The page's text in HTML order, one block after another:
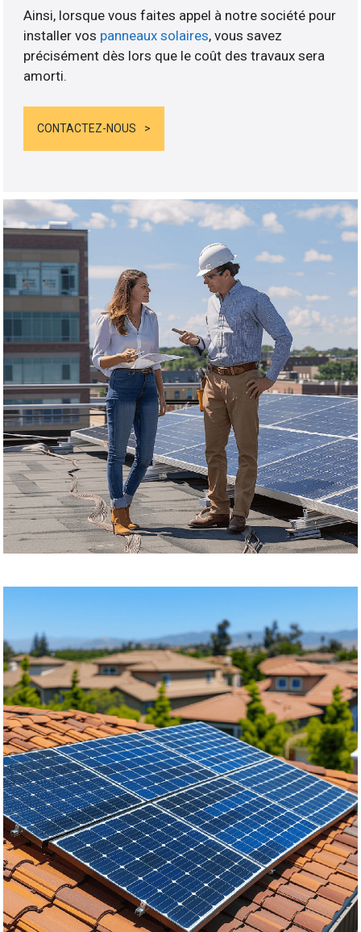
Ainsi, lorsque vous faites appel à notre société pour
installer vos panneaux solaires, vous savez
précisément dès lors que le coût des travaux sera
amorti.
CONTACTEZ-NOUS